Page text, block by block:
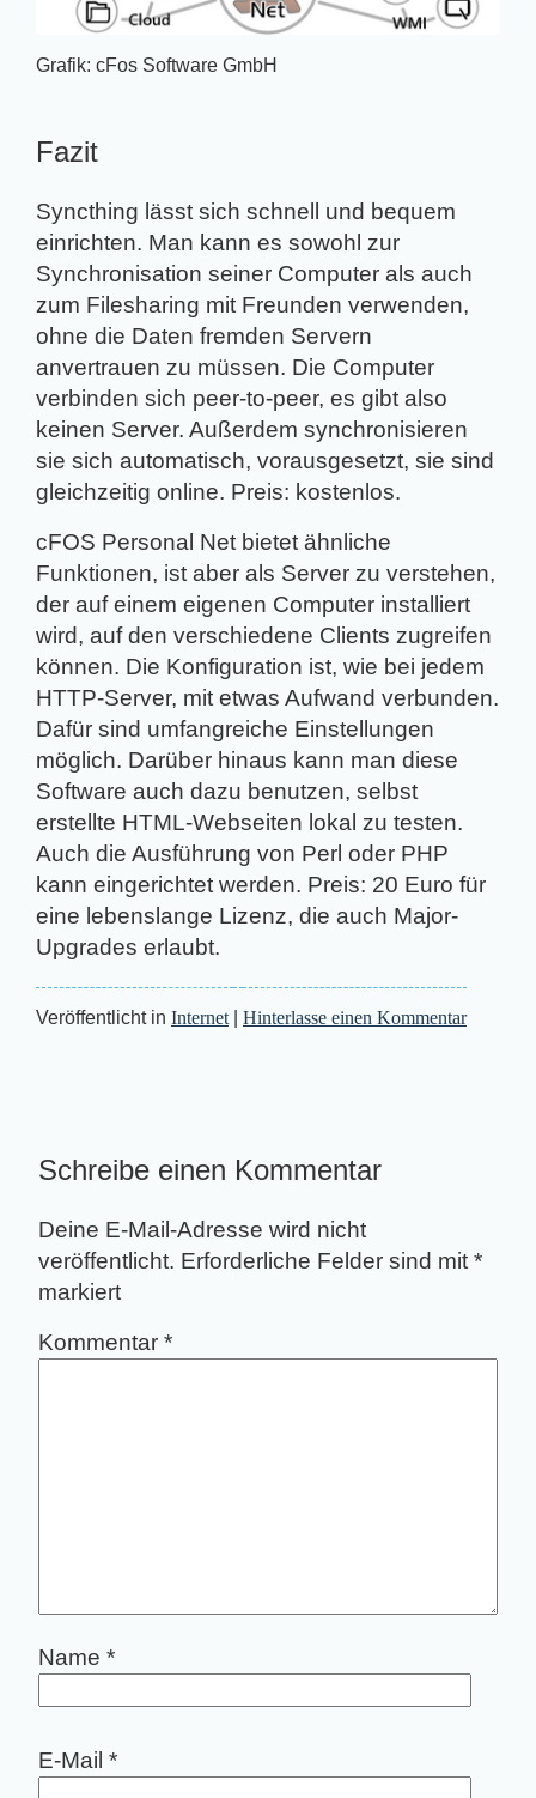
Grafik: cFos Software GmbH
Fazit
Syncthing lässt sich schnell und bequem
einrichten. Man kann es sowohl zur
Synchronisation seiner Computer als auch
zum Filesharing mit Freunden verwenden,
ohne die Daten fremden Servern
anvertrauen zu müssen. Die Computer
verbinden sich peer-to-peer, es gibt also
keinen Server. Außerdem synchronisieren
sie sich automatisch, vorausgesetzt, sie sind
gleichzeitig online. Preis: kostenlos.
cFOS Personal Net bietet ähnliche
Funktionen, ist aber als Server zu verstehen,
der auf einem eigenen Computer installiert
wird, auf den verschiedene Clients zugreifen
können. Die Konfiguration ist, wie bei jedem
HTTP-Server, mit etwas Aufwand verbunden.
Dafür sind umfangreiche Einstellungen
möglich. Darüber hinaus kann man diese
Software auch dazu benutzen, selbst
erstellte HTML-Webseiten lokal zu testen.
Auch die Ausführung von Perl oder PHP
kann eingerichtet werden. Preis: 20 Euro für
eine lebenslange Lizenz, die auch Major-
Upgrades erlaubt.
Veröffentlicht in Internet Hinterlasse einen Kommentar
Schreibe einen Kommentar
Deine E-Mail-Adresse wird nicht
veröffentlicht. Erforderliche Felder sind mit *
markiert
Kommentar *
Name *
E-Mail *